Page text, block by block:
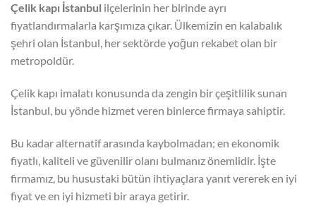
Çelik kapı İstanbul ilçelerinin her birinde ayrı
fiyatlandırmalarla karşımıza çıkar. Ülkemizin en kalabalık
şehri olan İstanbul, her sektörde yoğun rekabet olan bir
metropoldür.
Çelik kapı imalatı konusunda da zengin bir çeşitlilik sunan
İstanbul, bu yönde hizmet veren binlerce firmaya sahiptir.
Bu kadar alternatif arasında kaybolmadan; en ekonomik
fiyatlı, kaliteli ve güvenilir olanı bulmanız önemlidir. İşte
firmamız, bu husustaki bütün ihtiyaçlara yanıt vererek en iyi
fiyat ve en iyi hizmeti bir araya getirir.